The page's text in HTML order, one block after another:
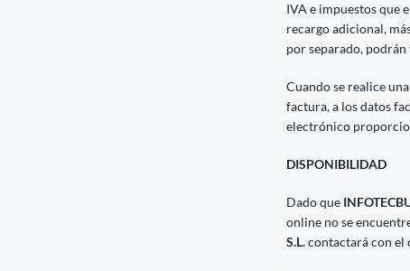
IVA e impuestos que
recargo adicional,
por separado,
Cuando se realice
factura, a los datos
electrónico
DISPONIBILIDAD
Dado que
online no se
S.L.contactará con el